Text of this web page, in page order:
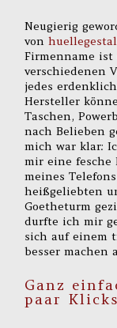
Neugierig
von
Firmenname
verschiedenen
jedes
Hersteller
Taschen,
nach Belieben
mich war klar:
mir eine fesche
meines
heißgeliebten
Goetheturm
durfte ich mir
sich auf einem
besser machen
Ganz
paar